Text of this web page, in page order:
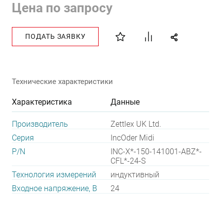
Цена по запросу
ПОДАТЬ ЗАЯВКУ
Технические характеристики
Характеристика Данные
Производитель
Zettlex UK Ltd.
Серия
IncOder Midi
P/N
INC-X*-150-141001-ABZ*-
CFL*-24-S
Технология измерений
индуктивный
Входное напряжение, В
24